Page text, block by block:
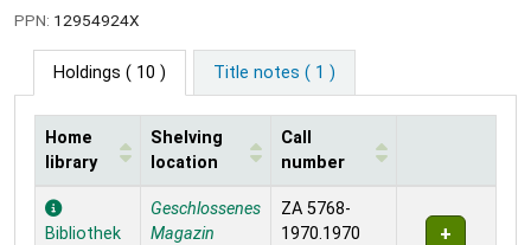
PPN: 12954924X
Holdings ( 10 ) Title notes ( 1 )
Holdings
Home
library
Shelving
location
Call
number
Bibliothek
Geschlossenes
Magazin
ZA 5768-
1970.1970